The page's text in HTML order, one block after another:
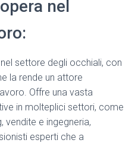
nel
settore degli occhiali, con
la rende un attore
Offre una vasta
in molteplici settori, come
vendite e ingegneria,
esperti che a